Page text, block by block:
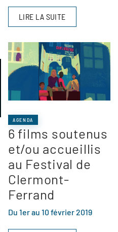
LIRE LA SUITE
AGENDA
6 films soutenus
et/ou accueillis
au Festival de
Clermont-
Ferrand
Du 1er au 10 février 2019